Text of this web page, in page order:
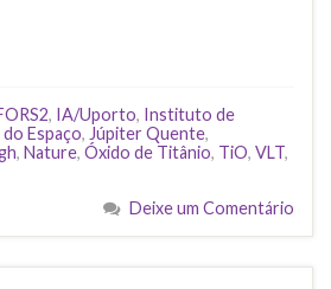
, IA/Uporto, Instituto de
Espaço, Júpiter Quente,
, Nature, Óxido de Titânio, TiO, VLT,
Deixe um Comentário